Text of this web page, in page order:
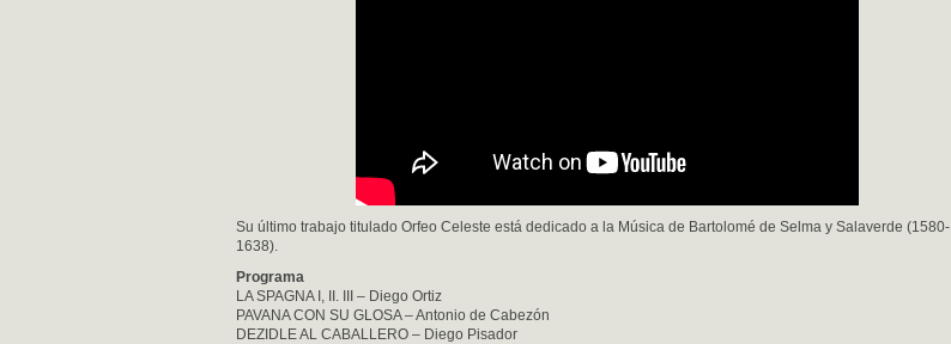
Su último trabajo titulado Orfeo Celeste está dedicado a la Música de Bartolomé de Selma y Salaverde (1580-
1638).
Programa
LA SPAGNA I, II. III – Diego Ortiz
PAVANA CON SU GLOSA – Antonio de Cabezón
DEZIDLE AL CABALLERO – Diego Pisador